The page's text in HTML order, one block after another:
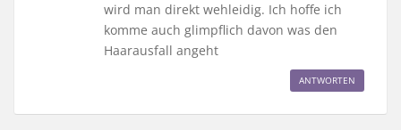
wird man direkt wehleidig. Ich hoffe ich
komme auch glimpflich davon was den
Haarausfall angeht
ANTWORTEN